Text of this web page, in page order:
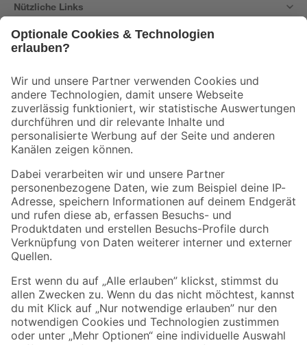
Nützliche Links
Der toom Newsletter: Keine Angebote und Aktionen mehr verpassen!
Zur Newsletter Anmeldung
Folge uns
Zahlungsarten Versandarten
Sicher einkaufen
Jetzt die toom-App herunterladen